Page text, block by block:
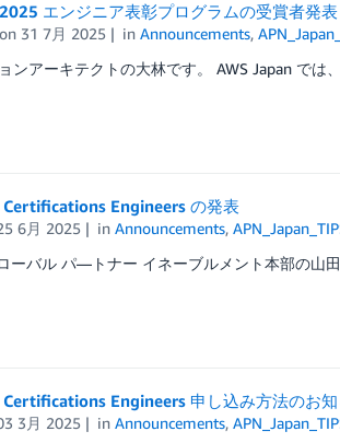
エンジニア表彰プログラムの受賞者発表
on 31 7月 2025 inAnnouncements,
ンアーキテクトの大林です。 AWS Japan で
Engineers の発表
6月 2025 inAnnouncements,
ーバル パ―トナー イネーブルメント本部の山
Engineers 申し込み方法のお
3月 2025 inAnnouncements,